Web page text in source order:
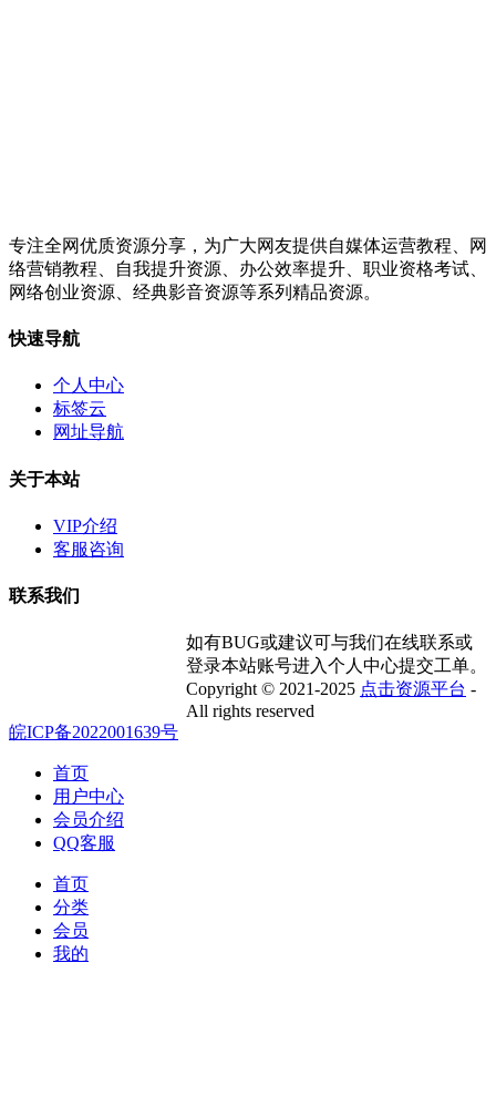
专注全网优质资源分享，为广大网友提供自媒体运营教程、网
络营销教程、自我提升资源、办公效率提升、职业资格考试、
网络创业资源、经典影音资源等系列精品资源。
快速导航
个人中心
标签云
网址导航
关于本站
VIP介绍
客服咨询
联系我们
如有BUG或建议可与我们在线联系或
登录本站账号进入个人中心提交工单。
Copyright © 2021-2025 点击资源平台 -
All rights reserved
皖ICP备2022001639号
首页
用户中心
会员介绍
QQ客服
首页
分类
会员
我的